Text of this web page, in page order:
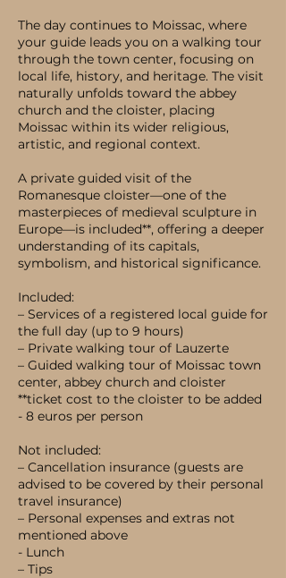
The day continues to Moissac, where
your guide leads you on a walking tour
through the town center, focusing on
local life, history, and heritage. The visit
naturally unfolds toward the abbey
church and the cloister, placing
Moissac within its wider religious,
artistic, and regional context.
A private guided visit of the
Romanesque cloister—one of the
masterpieces of medieval sculpture in
Europe—is included**, offering a deeper
understanding of its capitals,
symbolism, and historical significance.
Included:
– Services of a registered local guide for
the full day (up to 9 hours)
– Private walking tour of Lauzerte
– Guided walking tour of Moissac town
center, abbey church and cloister
**ticket cost to the cloister to be added
- 8 euros per person
Not included:
– Cancellation insurance (guests are
advised to be covered by their personal
travel insurance)
– Personal expenses and extras not
mentioned above
- Lunch
– Tips